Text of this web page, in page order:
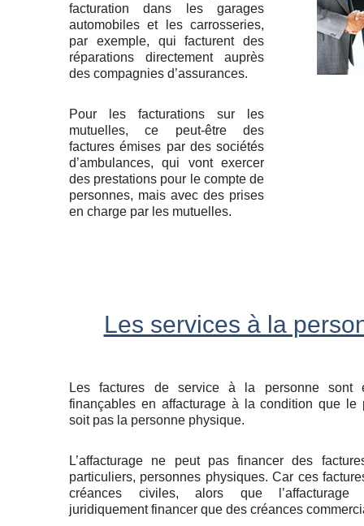
facturation dans les garages
automobiles et les carrosseries,
par exemple, qui facturent des
réparations directement auprès
des compagnies d’assurances.
Pour les facturations sur les
mutuelles, ce peut-être des
factures émises par des sociétés
d’ambulances, qui vont exercer
des prestations pour le compte de
personnes, mais avec des prises
en charge par les mutuelles.
Les services à la
Les factures de service à la personne sont
finançables en affacturage à la condition que le
soit pas la personne physique.
L’affacturage ne peut pas financer des
particuliers, personnes physiques. Car ces
créances civiles, alors que
juridiquement financer que des créances